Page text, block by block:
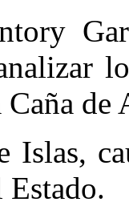
de
Islas,
Estado.